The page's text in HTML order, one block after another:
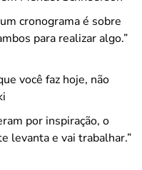
cronograma é sobre
para realizar algo.”
você faz hoje, não
por inspiração, o
levanta e vai trabalhar.”